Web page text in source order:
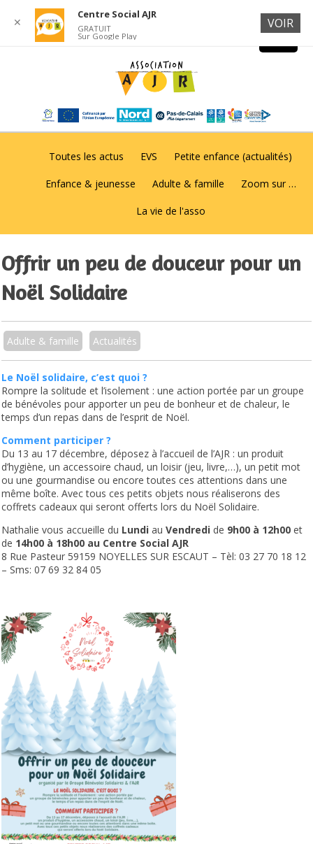
Toutes les actus EVS Petite enfance (actualités)
Enfance & jeunesse Adulte & famille Zoom sur …
La vie de l'asso
Offrir un peu de douceur pour un
Noël Solidaire
Adulte & famille Actualités
Le Noël solidaire, c’est quoi ?
Rompre la solitude et l’isolement : une action portée parun groupe
de bénévoles pour apporter un peu de bonheur et de chaleur,le
temps d’un repas dans de l’esprit de Noël.
Comment participer ?
Du 13 au 17 décembre, déposez à l’accueil de l’AJR :un produit
d’hygiène, un accessoire chaud, un loisir (jeu, livre,…),un petit mot
ou une gourmandise ou encore toutes ces attentions dans une
même boîte. Avec tous ces petits objets nous réaliserons des
coffrets cadeauxqui seront offerts lors du Noël Solidaire.
Nathalie vous accueille du Lundi auVendredi de 9h00 à 12h00 et
de 14h00 à 18h00 au Centre Social AJR
8 Rue Pasteur 59159 NOYELLES SUR ESCAUT – Tèl: 03 27 70 18 12
– Sms: 07 69 32 84 05
✕
Centre Social AJR
GRATUIT
Sur Google Play
VOIR